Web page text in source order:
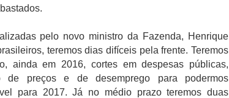
pelo novo ministro da Fazenda, Henrique
teremos dias difíceis pela frente. Teremos
ainda em 2016, cortes em despesas públicas,
de preços e de desemprego para podermos
para 2017. Já no médio prazo teremos duas